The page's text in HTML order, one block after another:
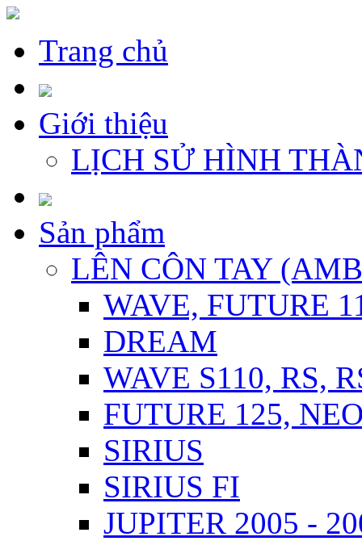
Trang chủ
Giới thiệu
LỊCH SỬ HÌNH
Sản phẩm
LÊN CÔN TAY
WAVE, FUTURE
DREAM
WAVE S110, RS,
FUTURE 125,
SIRIUS
SIRIUS FI
JUPITER 2005 -